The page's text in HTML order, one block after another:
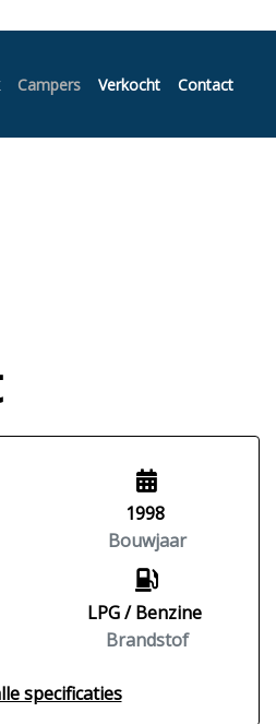
Campers Verkocht Contact
1998
Bouwjaar
LPG / Benzine
Brandstof
specificaties